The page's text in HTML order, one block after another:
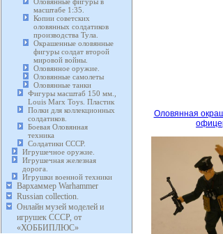
масштабе 1:35.
Копии советских
оловянных солдатиков
производства Тула.
Окрашенные оловянные
фигуры солдат второй
мировой войны.
Оловянное оружие.
Оловянные самолеты
Оловянные танки
Фигуры масштаб 150 мм.,
Louis Marx Toys. Пластик
Полки для коллекционных
солдатиков.
Боевая Оловянная
техника
Солдатики СССР.
Игрушечное оружие.
Игрушечная железная
дорога.
Игрушки военной техники
Вархаммер Warhammer
Russian collection.
Онлайн музей моделей и
игрушек СССР, от
«ХОББИПЛЮС»
Оловянная